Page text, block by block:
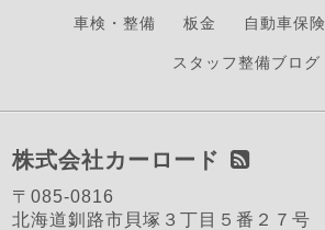
車検・整備 板金 自動車保険
スタッフ整備ブログ
株式会社カーロード
〒085-0816
北海道釧路市貝塚３丁目５番２７号